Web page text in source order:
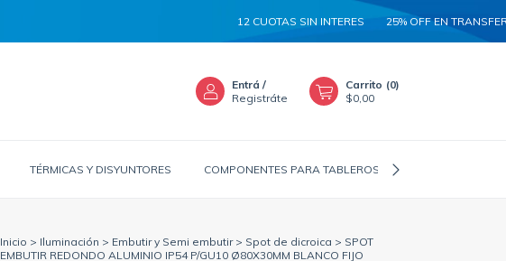
12 CUOTAS SIN INTERES 25% OFF EN TRANSFERENCIA
Entrá /
Registráte
Carrito (0)
$0,00
TÉRMICAS Y DISYUNTORES COMPONENTES PARA TABLEROS
Inicio > Iluminación > Embutir y Semi embutir > Spot de dicroica > SPOT
EMBUTIR REDONDO ALUMINIO IP54 P/GU10 Ø80X30MM BLANCO FIJO